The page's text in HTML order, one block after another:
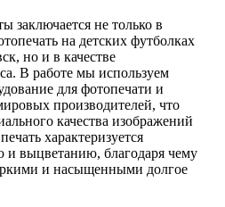
заключается не только в
на детских футболках
но и в качестве
В работе мы используем
для фотопечати и
производителей, что
качества изображений
характеризуется
и выцветанию, благодаря чему
и насыщенными долгое